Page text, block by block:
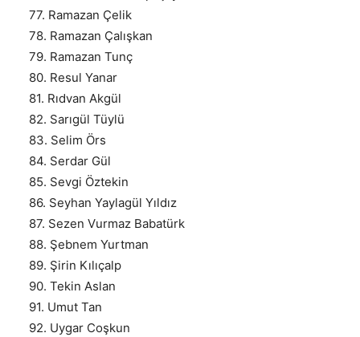
77. Ramazan Çelik
78. Ramazan Çalışkan
79. Ramazan Tunç
80. Resul Yanar
81. Rıdvan Akgül
82. Sarıgül Tüylü
83. Selim Örs
84. Serdar Gül
85. Sevgi Öztekin
86. Seyhan Yaylagül Yıldız
87. Sezen Vurmaz Babatürk
88. Şebnem Yurtman
89. Şirin Kılıçalp
90. Tekin Aslan
91. Umut Tan
92. Uygar Coşkun